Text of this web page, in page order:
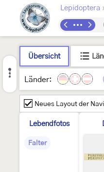
Lepidoptera ›
Übersicht
Länder:
Neues Layout der
Lebendfotos
Falter